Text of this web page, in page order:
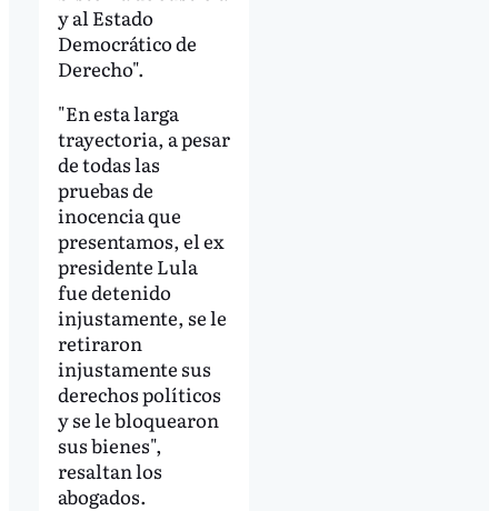
y al Estado
Democrático de
Derecho".
"En esta larga
trayectoria, a pesar
de todas las
pruebas de
inocencia que
presentamos, el ex
presidente Lula
fue detenido
injustamente, se le
retiraron
injustamente sus
derechos políticos
y se le bloquearon
sus bienes",
resaltan los
abogados.